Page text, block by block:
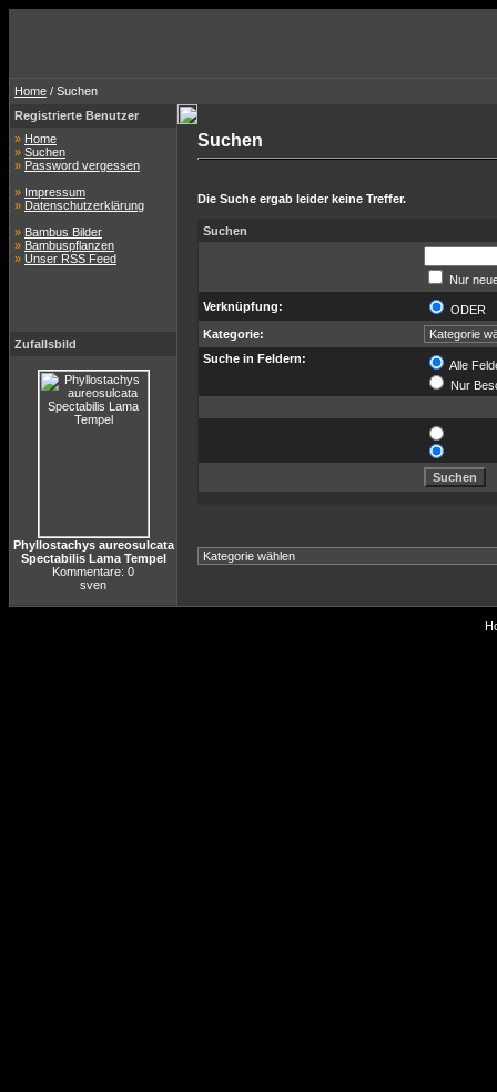
Home / Suchen
Registrierte Benutzer
» Home
» Suchen
» Password vergessen
» Impressum
» Datenschutzerklärung
» Bambus Bilder
» Bambuspflanzen
» Unser RSS Feed
Zufallsbild
Phyllostachys aureosulcata
Spectabilis Lama Tempel
Kommentare: 0
sven
Suchen
Die Suche ergab leider keine Treffer.
Suchen
Nur
Verknüpfung:
ODER
Kategorie:
Suche in Feldern:
Alle
Nur